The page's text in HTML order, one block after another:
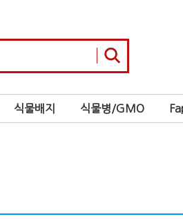
식물배지 식물병/GMO